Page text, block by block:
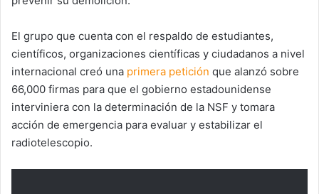
El grupo que cuenta con el respaldo de estudiantes,
científicos, organizaciones científicas y ciudadanos a nivel
internacional creó una primera petición que alanzó sobre
66,000 firmas para que el gobierno estadounidense
interviniera con la determinación de la NSF y tomara
acción de emergencia para evaluar y estabilizar el
radiotelescopio.